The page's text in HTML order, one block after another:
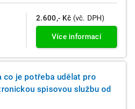
2.600,- Kč (vč. DPH)
Více informací
co je potřeba udělat pro
spisovou službu od